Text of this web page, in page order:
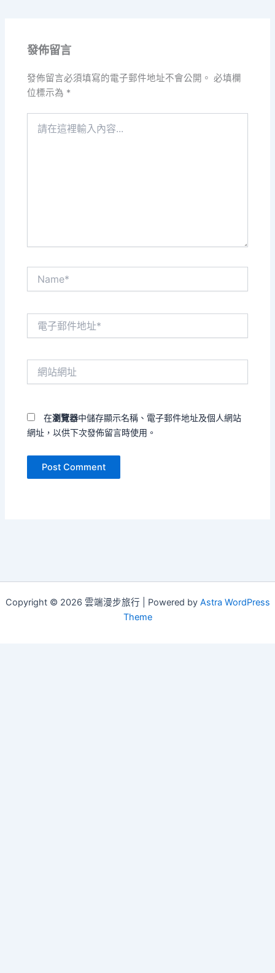
發佈留言
發佈留言必須填寫的電子郵件地址不會公開。 必填欄
位標示為 *
在瀏覽器中儲存顯示名稱、電子郵件地址及個人網站
網址，以供下次發佈留言時使用。
Copyright © 2026 雲端漫步旅行 | Powered by Astra WordPress
Theme